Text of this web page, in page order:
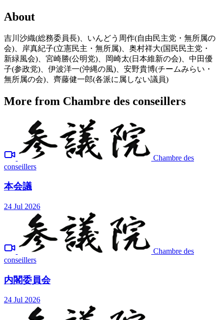
About
吉川沙織(総務委員長)、いんどう周作(自由民主党・無所属の
会)、岸真紀子(立憲民主・無所属)、奥村祥大(国民民主党・
新緑風会)、宮崎勝(公明党)、岡崎太(日本維新の会)、中田優
子(参政党)、伊波洋一(沖縄の風)、安野貴博(チームみらい・
無所属の会)、齊藤健一郎(各派に属しない議員)
More from Chambre des conseillers
Chambre des
conseillers
本会議
24 Jul 2026
Chambre des
conseillers
内閣委員会
24 Jul 2026